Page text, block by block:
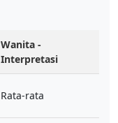
Wanita -
Interpretasi
Rata-rata